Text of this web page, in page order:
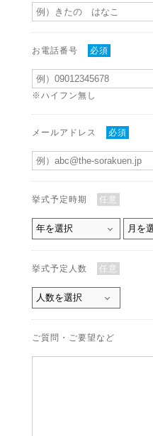
お電話番号 必須
※ハイフン無し
メールアドレス 必須
挙式予定時期 任意
挙式予定人数 任意
ご質問・ご要望など